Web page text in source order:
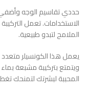
الاستخدامات. تعمل
الملامح لتبدو طبيعية.
يعمل هذا الكونسيلر
ويتمتع بتركيبة مشبعة
المحببة لبشرتك لتمنحك